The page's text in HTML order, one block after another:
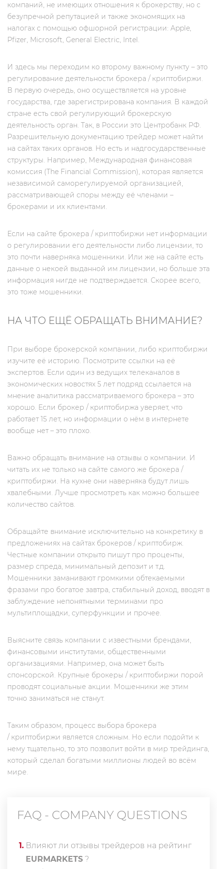
компаний, не имеющих отношения к брокерству, но c
безупречной репутацией и также экономящих на
налогах с помощью офшорной регистрации: Apple,
Pfizer, Microsoft, General Electric, Intel.
И здесь мы переходим ко второму важному пункту – это
регулирование деятельности брокера / криптобиржи.
В первую очередь, оно осуществляется на уровне
государства, где зарегистрирована компания. В каждой
стране есть свой регулирующий брокерскую
деятельность орган. Так, в России это Центробанк РФ.
Разрешительную документацию трейдер может найти
на сайтах таких органов. Но есть и надгосударственные
структуры. Например, Международная финансовая
комиссия (The Financial Commission), которая является
независимой саморегулируемой организацией,
рассматривающей споры между её членами –
брокерами и их клиентами.
Если на сайте брокера / криптобиржи нет информации
о регулировании его деятельности либо лицензии, то
это почти наверняка мошенники. Или же на сайте есть
данные о некоей выданной им лицензии, но больше эта
информация нигде не подтверждается. Скорее всего,
это тоже мошенники.
НА ЧТО ЕЩЁ ОБРАЩАТЬ ВНИМАНИЕ?
При выборе брокерской компании, либо криптобиржи
изучите её историю. Посмотрите ссылки на её
экспертов. Если один из ведущих телеканалов в
экономических новостях 5 лет подряд ссылается на
мнение аналитика рассматриваемого брокера – это
хорошо. Если брокер / криптобиржа уверяет, что
работает 15 лет, но информации о нём в интернете
вообще нет – это плохо.
Важно обращать внимание на отзывы о компании. И
читать их не только на сайте самого же брокера /
криптобиржи. На кухне они наверняка будут лишь
хвалебными. Лучше просмотреть как можно большее
количество сайтов.
Обращайте внимание исключительно на конкретику в
предложениях на сайтах брокеров / криптобирж.
Честные компании открыто пишут про проценты,
размер спреда, минимальный депозит и т.д.
Мошенники заманивают громкими обтекаемыми
фразами про богатое завтра, стабильный доход, вводят в
заблуждение непонятными терминами про
мультиплощадки, суперфункции и прочее.
Выясните связь компании с известными брендами,
финансовыми институтами, общественными
организациями. Например, она может быть
спонсорской. Крупные брокеры / криптобиржи порой
проводят социальные акции. Мошенники же этим
точно заниматься не станут.
Таким образом, процесс выбора брокера
/ криптобиржи является сложным. Но если подойти к
нему тщательно, то это позволит войти в мир трейдинга,
который сделал богатыми миллионы людей во всём
мире.
FAQ - COMPANY QUESTIONS
1. Влияют ли отзывы трейдеров на рейтинг
EURMARKETS ?